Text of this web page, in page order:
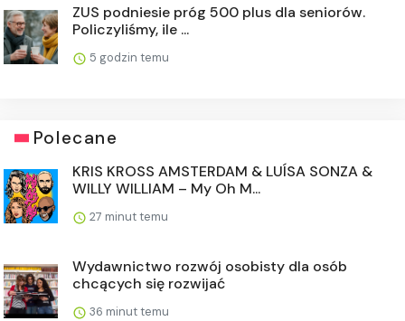
ZUS podniesie próg 500 plus dla seniorów.
Policzyliśmy, ile ...
5 godzin temu
Polecane
KRIS KROSS AMSTERDAM & LUÍSA SONZA &
WILLY WILLIAM – My Oh M...
27 minut temu
Wydawnictwo rozwój osobisty dla osób
chcących się rozwijać
36 minut temu